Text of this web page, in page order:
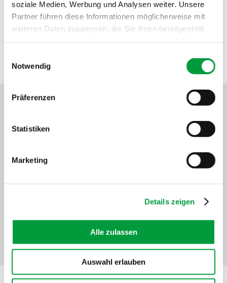
soziale Medien, Werbung und Analysen weiter. Unsere
Partner führen diese Informationen möglicherweise mit
weiteren Daten zusammen, die Sie ihnen bereitgestellt
Notwendig
Präferenzen
Statistiken
Marketing
Details zeigen
Alle zulassen
Auswahl erlauben
PRÜF- UND GÜTESIEGEL